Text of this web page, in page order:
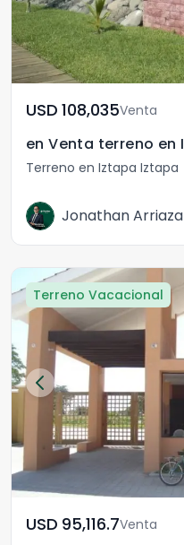
USD	108,035Venta
Terreno en Iztapa Iztapa
Jonathan Arriaza
Terreno Vacacional
USD	95,116.7Venta